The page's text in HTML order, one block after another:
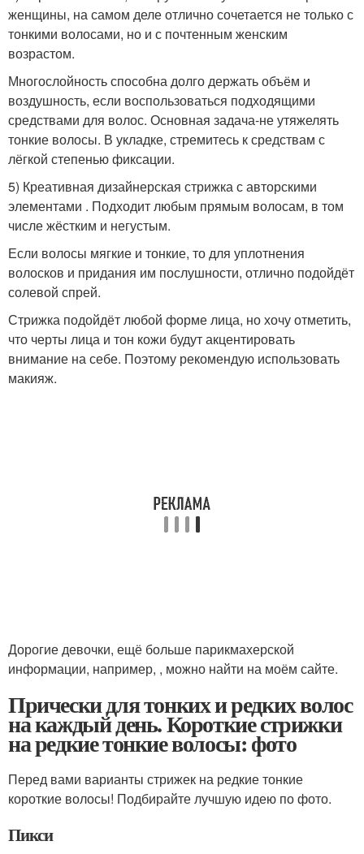
женщины, на самом деле отлично сочетается не только с
тонкими волосами, но и с почтенным женским
возрастом.
Многослойность способна долго держать объём и
воздушность, если воспользоваться подходящими
средствами для волос. Основная задача-не утяжелять
тонкие волосы. В укладке, стремитесь к средствам с
лёгкой степенью фиксации.
5) Креативная дизайнерская стрижка с авторскими
элементами . Подходит любым прямым волосам, в том
числе жёстким и негустым.
Если волосы мягкие и тонкие, то для уплотнения
волосков и придания им послушности, отлично подойдёт
солевой спрей.
Стрижка подойдёт любой форме лица, но хочу отметить,
что черты лица и тон кожи будут акцентировать
внимание на себе. Поэтому рекомендую использовать
макияж.
Дорогие девочки, ещё больше парикмахерской
информации, например, , можно найти на моём сайте.
Прически для тонких и редких волос
на каждый день. Короткие стрижки
на редкие тонкие волосы: фото
Перед вами варианты стрижек на редкие тонкие
короткие волосы! Подбирайте лучшую идею по фото.
Пикси